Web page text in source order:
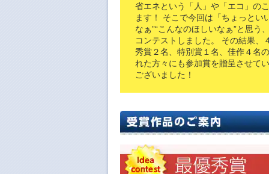
省エネという「人」や「エコ」の
ます！ そこで今回は「ちょっとい
なぁ”“こんなのほしいなぁ”と思
コンテストしました。 その結果、
秀賞２名、特別賞１名、佳作４名
れた方々にも参加賞を贈呈させて
ございました！